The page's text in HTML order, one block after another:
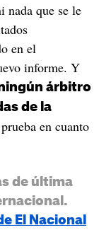
nada que se le
en el
informe. Y
árbitro
de la
en cuanto
de última
El Nacional